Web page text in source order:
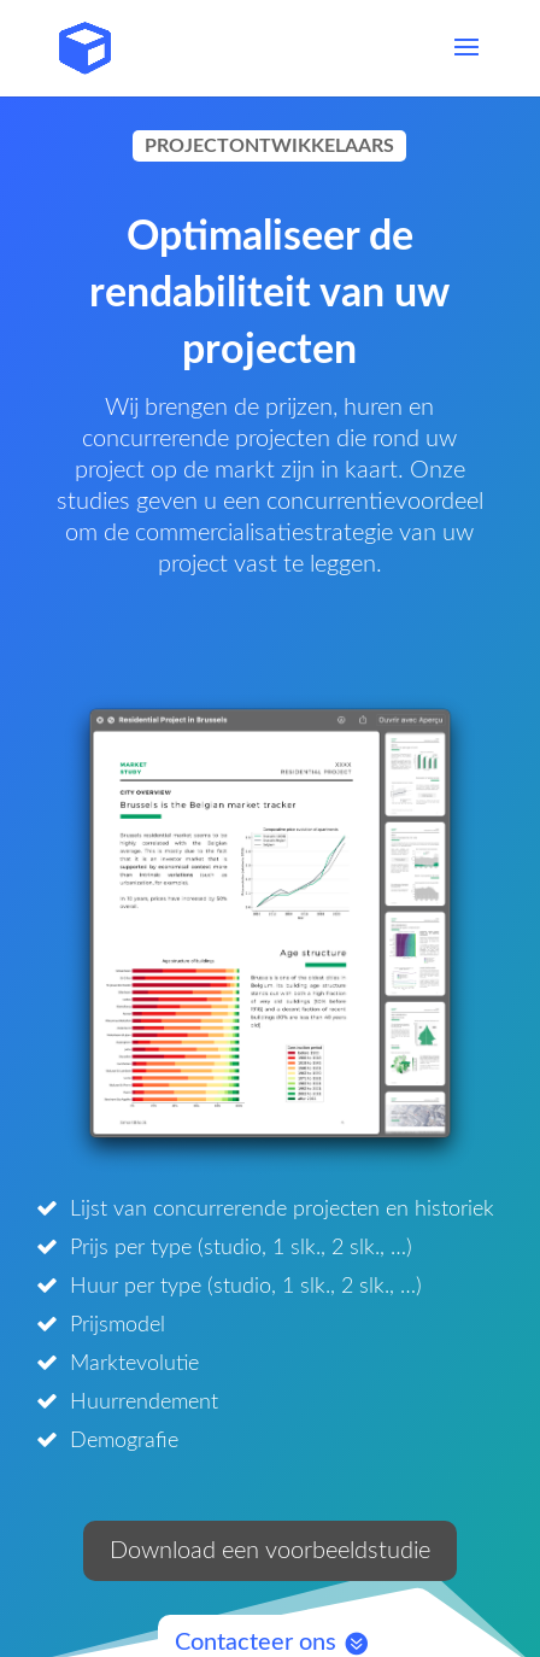
PROJECTONTWIKKELAARS
Optimaliseer de
rendabiliteit van uw
projecten
Wij brengen de prijzen, huren en
concurrerende projecten die rond uw
project op de markt zijn in kaart. Onze
studies geven u een concurrentievoordeel
om de commercialisatiestrategie van uw
project vast te leggen.
Lijst van concurrerende projecten en historiek
Prijs per type (studio, 1 slk., 2 slk., …)
Huur per type (studio, 1 slk., 2 slk., …)
Prijsmodel
Marktevolutie
Huurrendement
Demografie
Download een voorbeeldstudie
Contacteer ons